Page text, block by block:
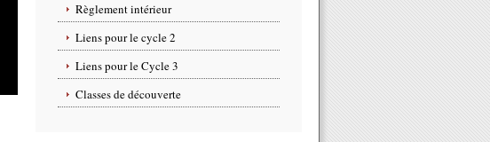
Règlement intérieur
Liens pour le cycle 2
Liens pour le Cycle 3
Classes de découverte